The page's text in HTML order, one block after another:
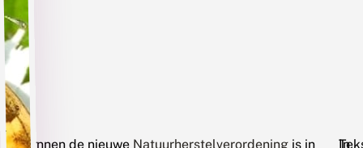
Het
Er
Binnen de nieuwe Natuurherstelverordening is in
In